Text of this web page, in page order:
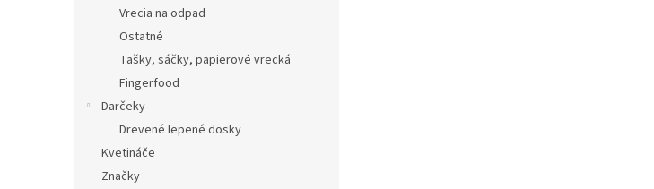
Vrecia na odpad
Ostatné
Tašky, sáčky, papierové vrecká
Fingerfood
Darčeky
Drevené lepené dosky
Kvetináče
Značky